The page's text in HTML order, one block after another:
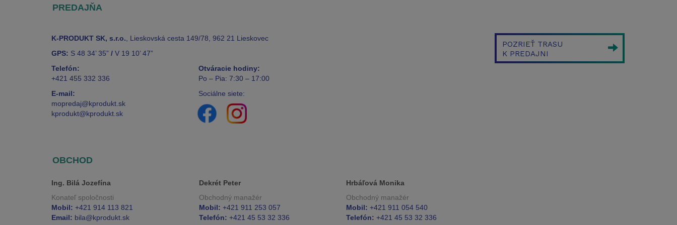
PREDAJŇA
K-PRODUKT SK, s.r.o., Lieskovská cesta 149/78, 962 21 Lieskovec
GPS: S 48 34’ 35” / V 19 10’ 47”
Telefón:
+421 455 332 336
E-mail:
mopredaj@kprodukt.sk
kprodukt@kprodukt.sk
Otváracie hodiny:
Po – Pia: 7:30 – 17:00
Sociálne siete:
POZRIEŤ TRASU
K PREDAJNI
OBCHOD
Ing. Bilá Jozefína
Konateľ spoločnosti
Mobil: +421 914 113 821
Email: bila@kprodukt.sk
Dekrét Peter
Obchodný manažér
Mobil: +421 911 253 057
Telefón: +421 45 53 32 336
Hrbáľová Monika
Obchodný manažér
Mobil: +421 911 054 540
Telefón: +421 45 53 32 336